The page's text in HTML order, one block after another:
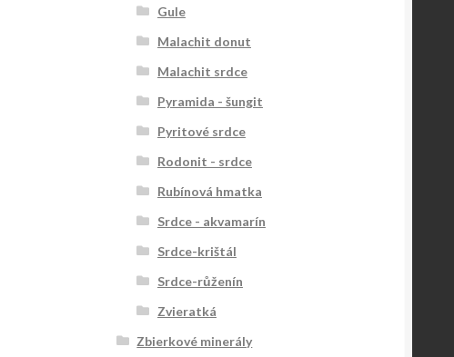
Gule
Malachit donut
Malachit srdce
Pyramida - šungit
Pyritové srdce
Rodonit - srdce
Rubínová hmatka
Srdce - akvamarín
Srdce-krištál
Srdce-růženín
Zvieratká
Zbierkové minerály